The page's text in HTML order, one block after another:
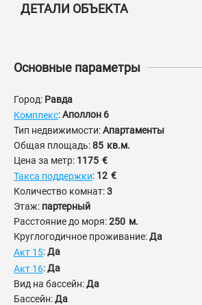
ДЕТАЛИ ОБЪЕКТА
Основные параметры
Город: Равда
Комплекс:Аполлон 6
Тип недвижимости:Апартаменты
Общая площадь:85 кв.м.
Цена за метр: 1175 €
Такса поддержки: 12 €
Количество комнат:3
Этаж: партерный
Расстояние до моря:250 м.
Круглогодичное проживание:Да
Акт 15:Да
Акт 16:Да
Вид на бассейн:Да
Бассейн:Да